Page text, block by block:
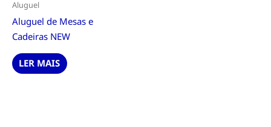
Aluguel
Aluguel de Mesas e
Cadeiras NEW
LER MAIS